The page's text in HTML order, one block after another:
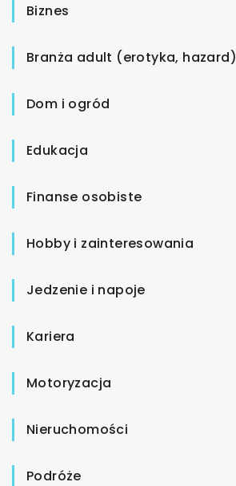
Biznes
Branża adult (erotyka, hazard)
Dom i ogród
Edukacja
Finanse osobiste
Hobby i zainteresowania
Jedzenie i napoje
Kariera
Motoryzacja
Nieruchomości
Podróże